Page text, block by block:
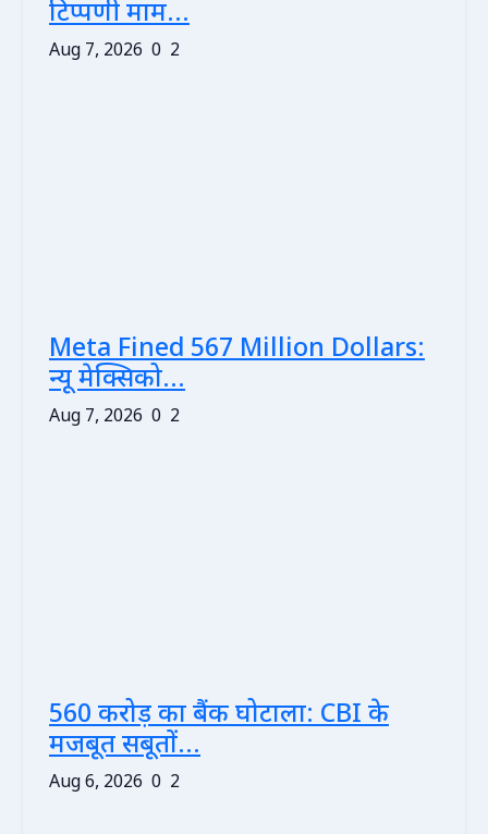
टिप्पणी माम...
Aug 7, 2026 0 2
Meta Fined 567 Million Dollars:
न्यू मेक्सिको...
Aug 7, 2026 0 2
560 करोड़ का बैंक घोटाला: CBI के
मजबूत सबूतों...
Aug 6, 2026 0 2